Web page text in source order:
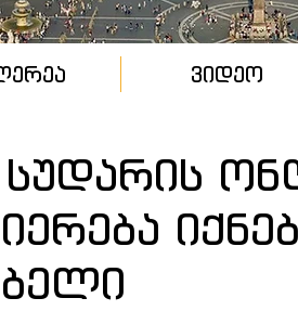
ვიდეო
სუდარის